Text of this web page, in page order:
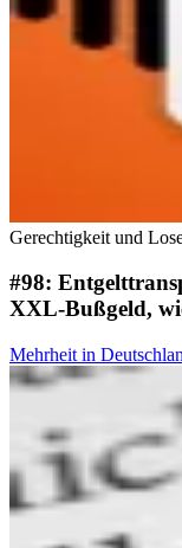
Gerechtigkeit und
#98:
XXL-Bußgeld,
Mehrheit in